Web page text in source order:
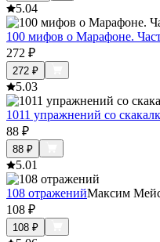
5.04
100 мифов о Марафоне.
272 ₽
272 ₽
5.03
1011 упражнений со
88 ₽
88 ₽
5.01
108 отраженийМаксим
108 ₽
108 ₽